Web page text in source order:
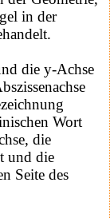
in der
die y-Achse
Wort
die
und die
Seite des